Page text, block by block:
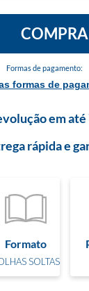
Formas de pagamento:
formas de
em até
rápida e
Formato
SOLTAS